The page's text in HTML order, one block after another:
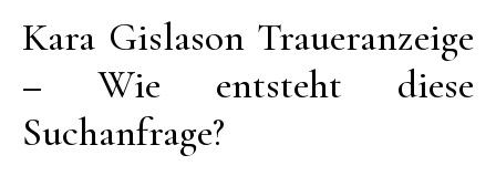
Kara Gislason Traueranzeige
– Wie entsteht diese
Suchanfrage?